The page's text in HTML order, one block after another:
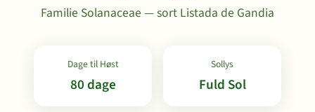
Familie Solanaceae — sort Listada de Gandia
Dage til Høst
80 dage
Sollys
Fuld Sol